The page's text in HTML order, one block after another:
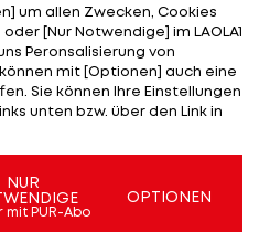
Antwort des Real-
"Ich respektiere
ich weiß nicht, wer das ist.
googeln, um
schon gewonnen hat."
um allen Zwecken, Cookies
[Nur Notwendige] im LAOLA1
Peronsalisierung von
mit [Optionen] auch eine
Sie können Ihre Einstellungen
unten bzw. über den Link in
NUR
PUR-Abo
OPTIONEN